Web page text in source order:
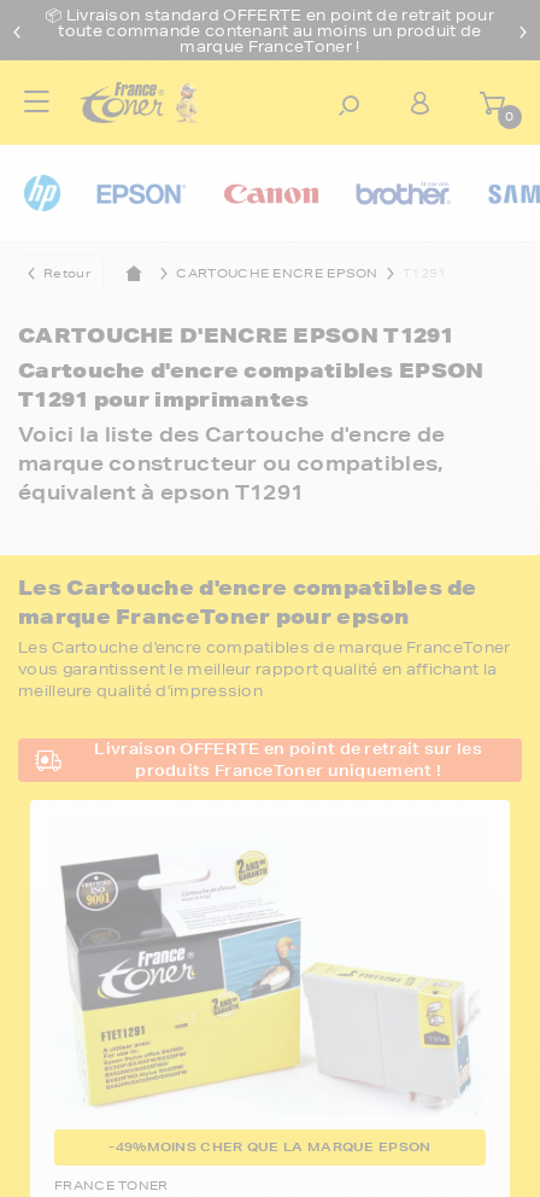
📦 Livraison standard OFFERTE en point de retrait pour
toute commande contenant au moins un produit de
marque FranceToner !
0
Retour CARTOUCHE ENCRE EPSON T1291
CARTOUCHE D'ENCRE EPSON T1291
Cartouche d'encre compatibles EPSON
T1291 pour imprimantes
Voici la liste des Cartouche d'encre de
marque constructeur ou compatibles,
équivalent à epson T1291
Les Cartouche d'encre compatibles de
marque FranceToner pour epson
Les Cartouche d'encre compatibles de marque FranceToner
vous garantissent le meilleur rapport qualité en affichant la
meilleure qualité d'impression
Livraison OFFERTE en point de retrait sur les
produits FranceToner uniquement !
-49%MOINS CHER QUE LA MARQUE EPSON
FRANCE TONER